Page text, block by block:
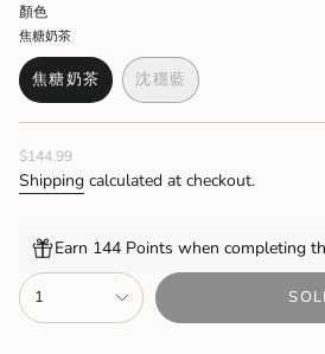
OR
UNAVAILABLE
顏色
焦糖奶茶
焦糖奶茶
VARIANT
SOLD
OR
UNAVAILABLE
沈穩藍
VARIANT
SOLD
UNAVAILABLE
Regular
price
$144.99
Shipping calculated at checkout.
Earn 144 Points when completing
{"in_cart_html"=>"
<span
class=\"quantity-
1